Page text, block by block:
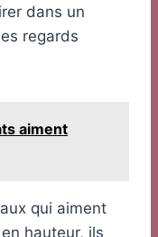
dans un
regards
aiment
qui aiment
hauteur, ils